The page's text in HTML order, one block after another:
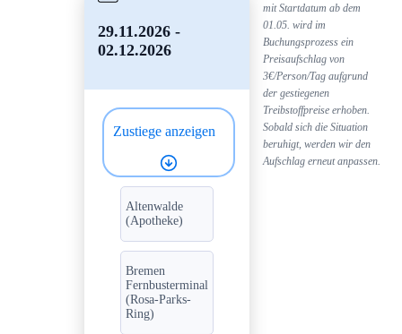
29.11.2026 -
02.12.2026
Zustiege anzeigen
Altenwalde
(Apotheke)
Bremen
Fernbusterminal
(Rosa-Parks-
Ring)
mit Startdatum ab dem
01.05. wird im
Buchungsprozess ein
Preisaufschlag von
3€/Person/Tag aufgrund
der gestiegenen
Treibstoffpreise erhoben.
Sobald sich die Situation
beruhigt, werden wir den
Aufschlag erneut anpassen.